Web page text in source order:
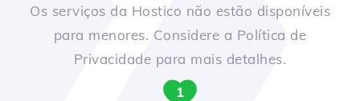
Os serviços da Hostico não estão disponíveis
para menores. Considere a Política de
Privacidade para mais detalhes.
1